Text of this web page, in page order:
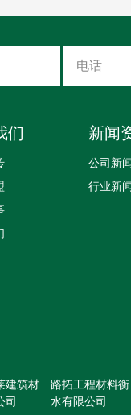
们 新闻
公司新闻
行业新闻
建筑材
司
路拓工程材料衡
水有限公司